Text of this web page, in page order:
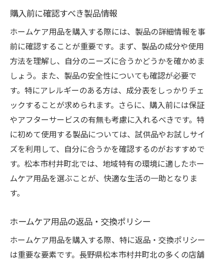
購入前に確認すべき製品情報
ホームケア用品を購入する際には、製品の詳細情報を事
前に確認することが重要です。まず、製品の成分や使用
方法を理解し、自分のニーズに合うかどうかを確かめま
しょう。また、製品の安全性についても確認が必要で
す。特にアレルギーのある方は、成分表をしっかりチェ
ックすることが求められます。さらに、購入前には保証
やアフターサービスの有無も考慮に入れるべきです。特
に初めて使用する製品については、試供品やお試しサイ
ズを利用して、自分に合うかを確認するのがおすすめで
す。松本市村井町北では、地域特有の環境に適したホー
ムケア用品を選ぶことが、快適な生活の一助となりま
す。
ホームケア用品の返品・交換ポリシー
ホームケア用品を購入する際、特に返品・交換ポリシー
は重要な要素です。長野県松本市村井町北の多くの店舗